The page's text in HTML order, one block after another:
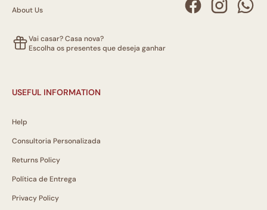
About Us
Vai casar? Casa nova?
Escolha os presentes que deseja ganhar
USEFUL INFORMATION
Help
Consultoria Personalizada
Returns Policy
Política de Entrega
Privacy Policy